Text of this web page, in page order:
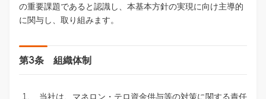
の重要課題であると認識し、本基本方針の実現に向け主導的
に関与し、取り組みます。
第3条 組織体制
当社は、マネロン・テロ資金供与等の対策に関する責任